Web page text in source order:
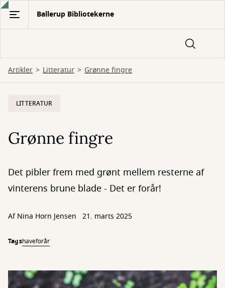
Gå
hovedindhold
Ballerup Bibliotekerne
Artikler Litteratur Grønne fingre
LITTERATUR
Grønne fingre
Det pibler frem med grønt mellem resterne af
vinterens brune blade - Det er forår!
AfNina Horn Jensen 21. marts 2025
Tagshaveforår